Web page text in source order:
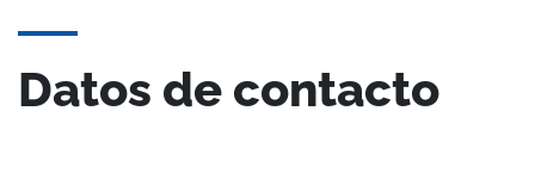
Datos de contacto